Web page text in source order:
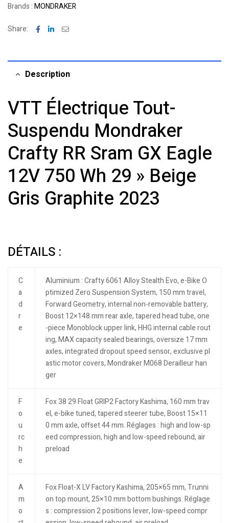
Brands :MONDRAKER
Share: Facebook
LinkedinEmail
Description
VTT Électrique Tout-
Suspendu Mondraker
Crafty RR Sram GX Eagle
12V 750 Wh 29 » Beige
Gris Graphite 2023
DÉTAILS :
C
a
d
r
e
Aluminium : Crafty 6061 Alloy Stealth Evo, e-Bike O
ptimized Zero Suspension System, 150 mm travel,
Forward Geometry, internal non-removable battery,
Boost 12×148 mm rear axle, tapered head tube, one
-piece Monoblock upper link, HHG internal cable rout
ing, MAX capacity sealed bearings, oversize 17 mm
axles, integrated dropout speed sensor, exclusive pl
astic motor covers, Mondraker M068 Derailleur han
ger
F
o
u
rc
h
e
Fox 38 29 Float GRIP2 Factory Kashima, 160 mm trav
el, e-bike tuned, tapered steerer tube, Boost 15×11
0 mm axle, offset 44 mm. Réglages : high and low-sp
eed compression, high and low-speed rebound, air
preload
A
m
o
Fox Float-X LV Factory Kashima, 205×65 mm, Trunni
on top mount, 25×10 mm bottom bushings. Réglage
s : compression 2 positions lever, low-speed compr